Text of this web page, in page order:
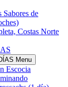
de
Costas Norte
Menu
Escocia